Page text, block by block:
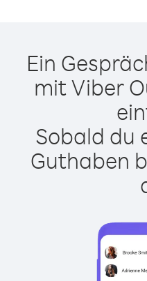
Ein
mit Viber
Sobald du
Guthaben